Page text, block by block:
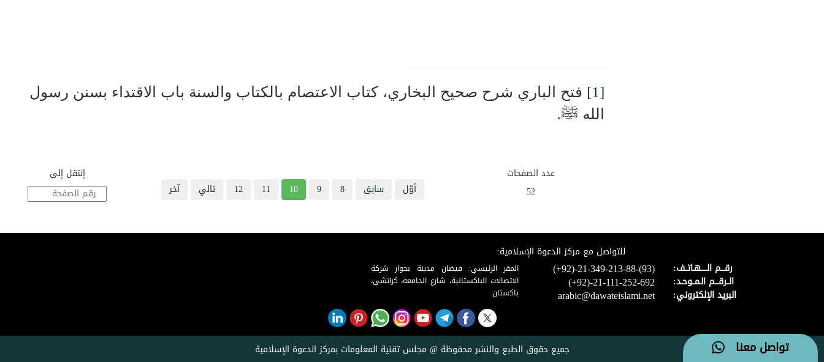
تواصل معنا
[1] فتح الباري شرح صحيح البخاري، كتاب الاعتصام بالكتاب والسنة باب الاقتداء بسنن رسول
الله ﷺ.
إنتقل إلى
أوّل
سابق 8
9
10
11
12 تالي آخر
عدد الصفحات
52
للتواصل مع مركز الدعوة الإسلامية:
المقر الرئيسي: فيضان مدينة بجوار شركة
الاتصالات الباكستانية، شارع الجامعة، كراتشي،
باكستان
(+92)-21-349-213-88-(93) رقـــم الـــــهـاتــف:
(+92)-21-111-252-692 الــرقـــم الـمــوحـد:
arabic@dawateislami.net البريد الإلكتروني:
جميع حقوق الطبع والنشر محفوظة @ مجلس تقنية المعلومات بمركز الدعوة الإسلامية